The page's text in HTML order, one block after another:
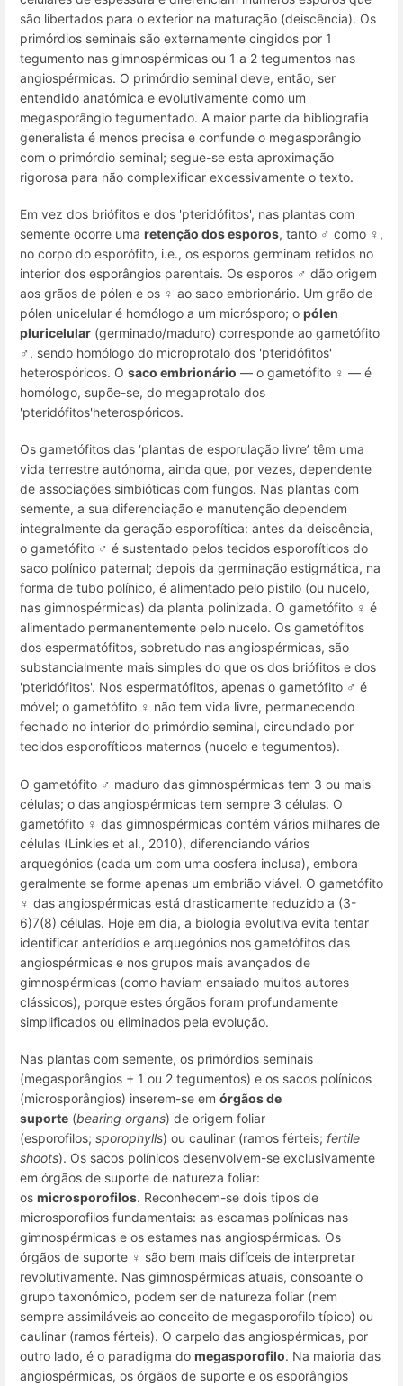
são libertados para o exterior na maturação (deiscência). Os
primórdios seminais são externamente cingidos por 1
tegumento nas gimnospérmicas ou 1 a 2 tegumentos nas
angiospérmicas. O primórdio seminal deve, então, ser
entendido anatómica e evolutivamente como um
megasporângio tegumentado. A maior parte da bibliografia
generalista é menos precisa e confunde o megasporângio
com o primórdio seminal; segue-se esta aproximação
rigorosa para não complexificar excessivamente o texto.
Em vez dos briófitos e dos 'pteridófitos', nas plantas com
semente ocorre uma retenção dos esporos, tanto ♂ como ♀,
no corpo do esporófito, i.e., os esporos germinam retidos no
interior dos esporângios parentais. Os esporos ♂ dão origem
aos grãos de pólen e os ♀ ao saco embrionário. Um grão de
pólen unicelular é homólogo a um micrósporo; o pólen
pluricelular (germinado/maduro) corresponde ao gametófito
♂, sendo homólogo do microprotalo dos 'pteridófitos'
heterospóricos. O saco embrionário — o gametófito ♀ — é
homólogo, supõe-se, do megaprotalo dos
'pteridófitos'heterospóricos.
Os gametófitos das ‘plantas de esporulação livre’ têm uma
vida terrestre autónoma, ainda que, por vezes, dependente
de associações simbióticas com fungos. Nas plantas com
semente, a sua diferenciação e manutenção dependem
integralmente da geração esporofítica: antes da deiscência,
o gametófito ♂ é sustentado pelos tecidos esporofíticos do
saco polínico paternal; depois da germinação estigmática, na
forma de tubo polínico, é alimentado pelo pistilo (ou nucelo,
nas gimnospérmicas) da planta polinizada. O gametófito ♀ é
alimentado permanentemente pelo nucelo. Os gametófitos
dos espermatófitos, sobretudo nas angiospérmicas, são
substancialmente mais simples do que os dos briófitos e dos
'pteridófitos'. Nos espermatófitos, apenas o gametófito ♂ é
móvel; o gametófito ♀ não tem vida livre, permanecendo
fechado no interior do primórdio seminal, circundado por
tecidos esporofíticos maternos (nucelo e tegumentos).
O gametófito ♂ maduro das gimnospérmicas tem 3 ou mais
células; o das angiospérmicas tem sempre 3 células. O
gametófito ♀ das gimnospérmicas contém vários milhares de
células (Linkies et al., 2010), diferenciando vários
arquegónios (cada um com uma oosfera inclusa), embora
geralmente se forme apenas um embrião viável. O gametófito
♀ das angiospérmicas está drasticamente reduzido a (3-
6)7(8) células. Hoje em dia, a biologia evolutiva evita tentar
identificar anterídios e arquegónios nos gametófitos das
angiospérmicas e nos grupos mais avançados de
gimnospérmicas (como haviam ensaiado muitos autores
clássicos), porque estes órgãos foram profundamente
simplificados ou eliminados pela evolução.
Nas plantas com semente, os primórdios seminais
(megasporângios + 1 ou 2 tegumentos) e os sacos polínicos
(microsporângios) inserem-se em órgãos de
suporte (bearing organs) de origem foliar
(esporofilos; sporophylls) ou caulinar (ramos férteis; fertile
shoots). Os sacos polínicos desenvolvem-se exclusivamente
em órgãos de suporte de natureza foliar:
os microsporofilos. Reconhecem-se dois tipos de
microsporofilos fundamentais: as escamas polínicas nas
gimnospérmicas e os estames nas angiospérmicas. Os
órgãos de suporte ♀ são bem mais difíceis de interpretar
revolutivamente. Nas gimnospérmicas atuais, consoante o
grupo taxonómico, podem ser de natureza foliar (nem
sempre assimiláveis ao conceito de megasporofilo típico) ou
caulinar (ramos férteis). O carpelo das angiospérmicas, por
outro lado, é o paradigma do megasporofilo. Na maioria das
angiospérmicas, os órgãos de suporte e os esporângios